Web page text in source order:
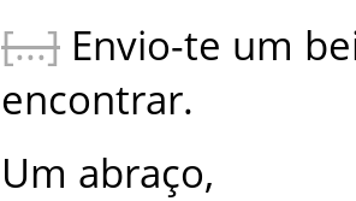
Envio-te um
encontrar.
Um abraço,